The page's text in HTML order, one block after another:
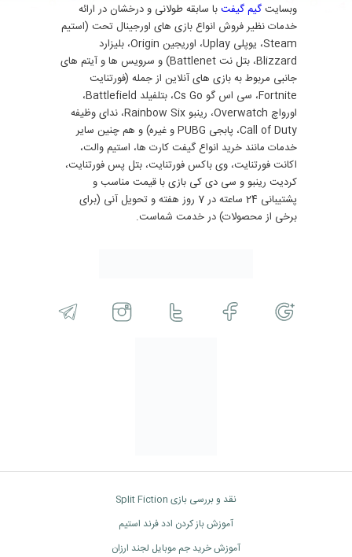
وبسایت گیم گیفتبا سابقه طولانی و درخشان در ارائه
خدمات نظیر فروش انواع بازی های اورجینال تحت (استیم
Steam، یوپلی Uplay، اوریجین Origin، بلیزارد
Blizzard، بتل نت Battlenet) و سرویس ها و آیتم های
جانبی مربوط به بازی های آنلاین از جمله (فورتنایت
Fortnite، سی اس گو Cs Go، بتلفیلد Battlefield،
اورواچ Overwatch، رینبو Rainbow Six، ندای وظیفه
Call of Duty، پابجی PUBG و غیره) و هم چنین سایر
خدمات مانند خرید انواع گیفت کارت ها، استیم والت،
اکانت فورتنایت، وی باکس فورتنایت، بتل پس فورتنایت،
کردیت رینبو و سی دی کی بازی با قیمت مناسب و
پشتیبانی 24 ساعته در 7 روز هفته و تحویل آنی (برای
برخی از محصولات) در خدمت شماست.
نقد و بررسی بازی Split Fiction
آموزش باز کردن ادد فرند استیم
آموزش خرید جم موبایل لجند ارزان